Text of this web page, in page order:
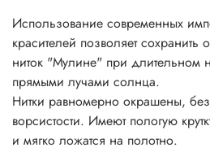
Использование современных
красителей позволяет
ниток "Мулине" при длительном
прямыми лучами солнца.
Нитки равномерно окрашены,
ворсистости. Имеют пологую
и мягко ложатся на полотно.